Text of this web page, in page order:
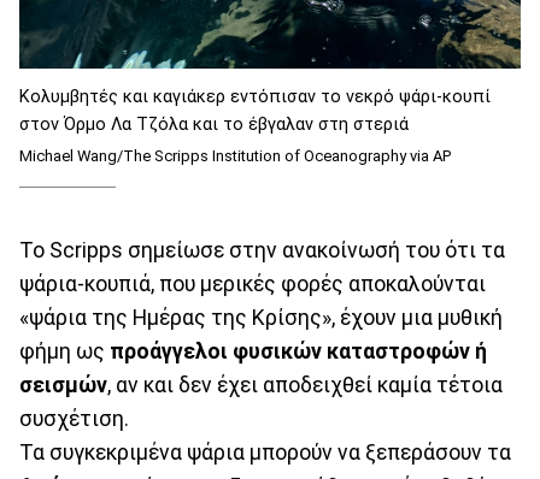
Κολυμβητές και καγιάκερ εντόπισαν το νεκρό ψάρι-κουπί
στον Όρμο Λα Τζόλα και το έβγαλαν στη στεριά
Michael Wang/The Scripps Institution of Oceanography via AP
Το Scripps σημείωσε στην ανακοίνωσή του ότι τα
ψάρια-κουπιά, που μερικές φορές αποκαλούνται
«ψάρια της Ημέρας της Κρίσης», έχουν μια μυθική
φήμη ως προάγγελοι φυσικών καταστροφών ή
σεισμών, αν και δεν έχει αποδειχθεί καμία τέτοια
συσχέτιση.
Τα συγκεκριμένα ψάρια μπορούν να ξεπεράσουν τα